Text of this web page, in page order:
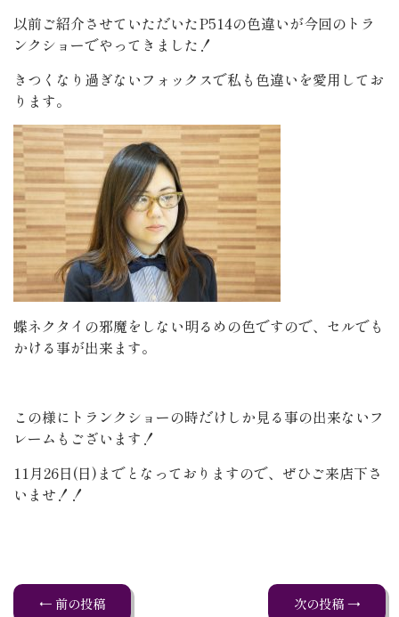
以前ご紹介させていただいたP514の色違いが今回のトラ
ンクショーでやってきました！
きつくなり過ぎないフォックスで私も色違いを愛用してお
ります。
蝶ネクタイの邪魔をしない明るめの色ですので、セルでも
かける事が出来ます。
この様にトランクショーの時だけしか見る事の出来ないフ
レームもございます！
11月26日(日)までとなっておりますので、ぜひご来店下さ
いませ！！
← 前の投稿 次の投稿 →